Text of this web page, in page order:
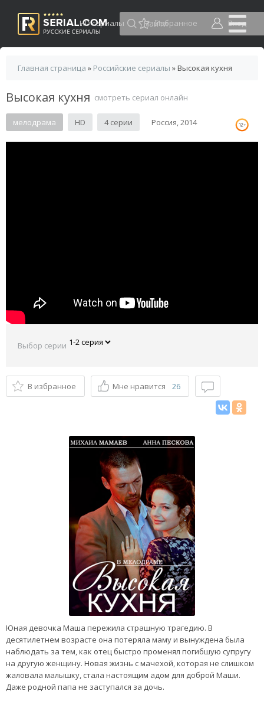
HD сериалы Избранное Вход
Главная страница » Российские сериалы » Высокая кухня
Высокая кухня смотреть сериал онлайн
мелодрама HD 4 серии Россия, 2014
Выбор серии
В избранное Мне нравится 26
Юная девочка Маша пережила страшную трагедию. В
десятилетнем возрасте она потеряла маму и вынуждена была
наблюдать за тем, как отец быстро променял погибшую супругу
на другую женщину. Новая жизнь с мачехой, которая не слишком
жаловала малышку, стала настоящим адом для доброй Маши.
Даже родной папа не заступался за дочь.